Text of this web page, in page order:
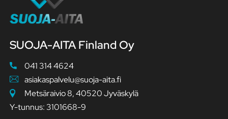
SUOJA-AITA Finland Oy
041 314 4624
asiakaspalvelu@suoja-aita.fi
Metsäraivio 8, 40520 Jyväskylä
Y-tunnus: 3101668-9